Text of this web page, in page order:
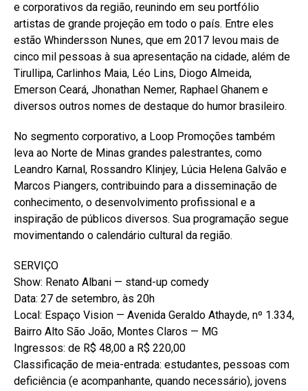
e corporativos da região, reunindo em seu portfólio
artistas de grande projeção em todo o país. Entre eles
estão Whindersson Nunes, que em 2017 levou mais de
cinco mil pessoas à sua apresentação na cidade, além de
Tirullipa, Carlinhos Maia, Léo Lins, Diogo Almeida,
Emerson Ceará, Jhonathan Nemer, Raphael Ghanem e
diversos outros nomes de destaque do humor brasileiro.
No segmento corporativo, a Loop Promoções também
leva ao Norte de Minas grandes palestrantes, como
Leandro Karnal, Rossandro Klinjey, Lúcia Helena Galvão e
Marcos Piangers, contribuindo para a disseminação de
conhecimento, o desenvolvimento profissional e a
inspiração de públicos diversos. Sua programação segue
movimentando o calendário cultural da região.
SERVIÇO
Show: Renato Albani — stand-up comedy
Data: 27 de setembro, às 20h
Local: Espaço Vision — Avenida Geraldo Athayde, nº 1.334,
Bairro Alto São João, Montes Claros — MG
Ingressos: de R$ 48,00 a R$ 220,00
Classificação de meia-entrada: estudantes, pessoas com
deficiência (e acompanhante, quando necessário), jovens